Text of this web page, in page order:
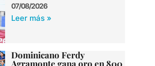
07/08/2026
Leer más »
Dominicano Ferdy
Agramonte gana oro en 800